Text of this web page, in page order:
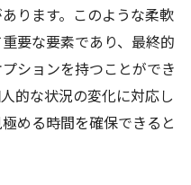
ります。このような柔軟
要な要素であり、最終的
ションを持つことができ
的な状況の変化に対応し
める時間を確保できると